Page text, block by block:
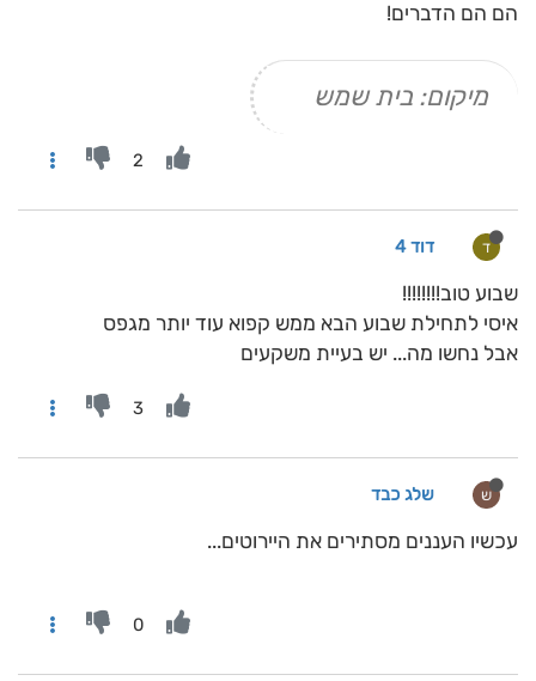
הם הם הדברים!
מיקום: בית שמש
2
ד דוד 4
שבוע טוב!!!!!!!!
איסי לתחילת שבוע הבא ממש קפוא עוד יותר מגפס
אבל נחשו מה... יש בעיית משקעים
3
ש שלג כבד
עכשיו העננים מסתירים את היירוטים...
0